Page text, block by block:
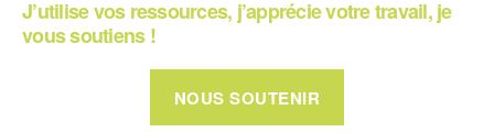
J’utilise vos ressources, j’apprécie votre travail, je
vous soutiens !
NOUS SOUTENIR